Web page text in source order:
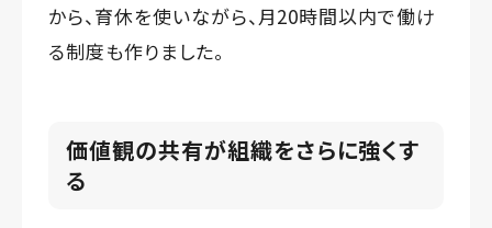
から、育休を使いながら、月20時間以内で働け
る制度も作りました。
価値観の共有が組織をさらに強くす
る